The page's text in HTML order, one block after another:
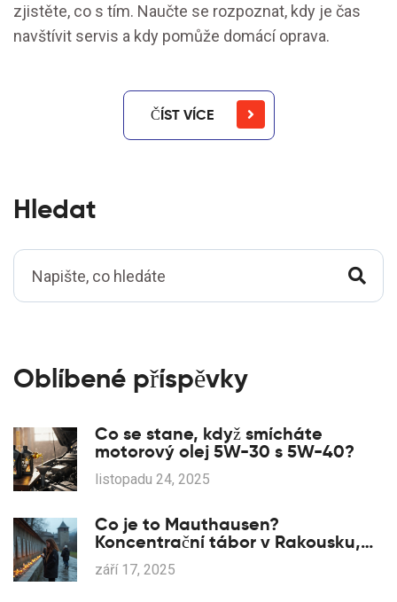
zjistěte, co s tím. Naučte se rozpoznat, kdy je čas
navštívit servis a kdy pomůže domácí oprava.
ČÍST VÍCE
Hledat
Oblíbené příspěvky
Co se stane, když smícháte
motorový olej 5W-30 s 5W-40?
listopadu 24, 2025
Co je to Mauthausen?
Koncentrační tábor v Rakousku,
čísla, historie a jak ho chápat
dnes
září 17, 2025